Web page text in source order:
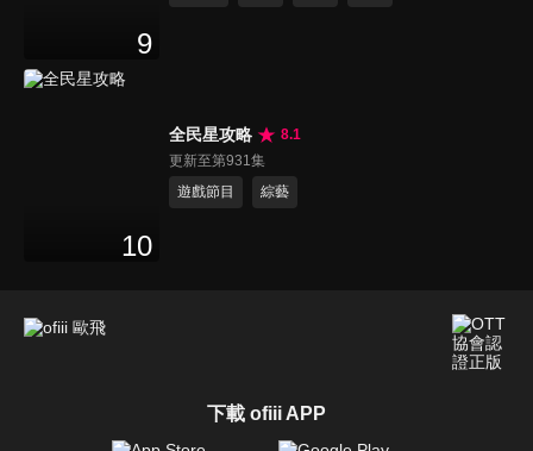
9
10
全民星攻略
8.1
更新至第931集
遊戲節目
綜藝
下載 ofiii APP